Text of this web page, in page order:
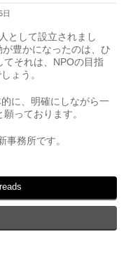
日
として設立されまし
豊かになったのは、ひ
てそれは、NPOの目指
ょう。
に、明確にしながら一
っております。
事務所です。